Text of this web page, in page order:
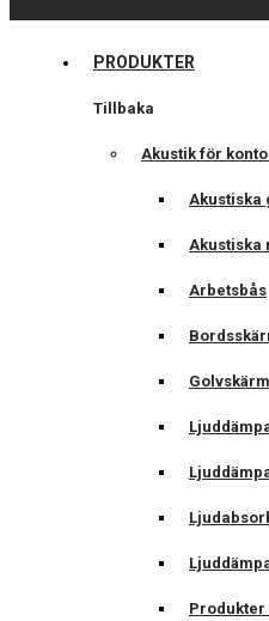
PRODUKTER
Tillbaka
Akustik för
Akustiska
Akustiska
Arbetsbås
Produkter